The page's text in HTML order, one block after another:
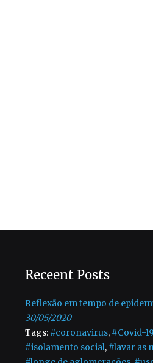
Receent Posts
Reflexão em tempo de
30/05/2020
Tags: #coronavirus, #Covid-19
#isolamento social, #lavar as